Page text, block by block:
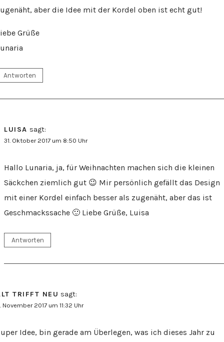
aber die Idee mit der Kordel oben ist echt gut!
Grüße
Antworten
LUISA sagt:
31. Oktober 2017 um 8:50 Uhr
Hallo Lunaria, ja, für Weihnachten machen sich die kleinen
Säckchen ziemlich gut 😉 Mir persönlich gefällt das Design
mit einer Kordel einfach besser als zugenäht, aber das ist
Geschmackssache 🙂 Liebe Grüße, Luisa
Antworten
TRIFFT NEU sagt:
November 2017 um 11:32 Uhr
Idee, bin gerade am Überlegen, was ich dieses Jahr zu